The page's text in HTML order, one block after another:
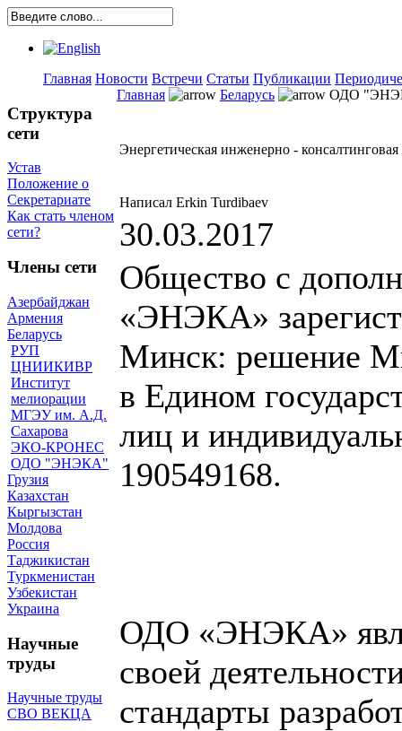
Главная Новости Встречи Статьи Публикации
Структура
сети
Устав
Положение о
Секретариате
Как стать членом
сети?
Члены сети
Азербайджан
Армения
Беларусь
РУП
ЦНИИКИВР
Институт
мелиорации
МГЭУ им. А.Д.
Сахарова
ЭКО-КРОНЕС
ОДО "ЭНЭКА"
Грузия
Казахстан
Кыргызстан
Молдова
Россия
Таджикистан
Туркменистан
Узбекистан
Украина
Научные
труды
Научные труды
СВО ВЕКЦА
Главная Беларусь ОДО
Энергетическая инженерно -
Написал Erkin Turdibaev
30.03.2017
Общество с
«ЭНЭКА»
Минск: решение
в Едином
лиц и
190549168.
ОДО «ЭНЭКА»
своей
стандарты